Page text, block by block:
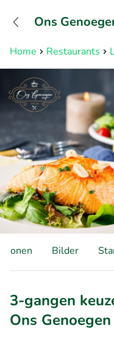
Home Restaurants
Ons
Bilder
3-gangen
Ons Genoegen